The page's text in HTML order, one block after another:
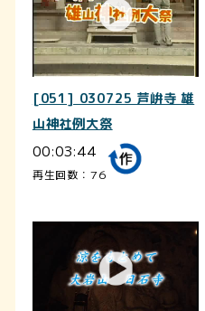
[051] 030725 芦峅寺 雄
山神社例大祭
00:03:44
再生回数：76